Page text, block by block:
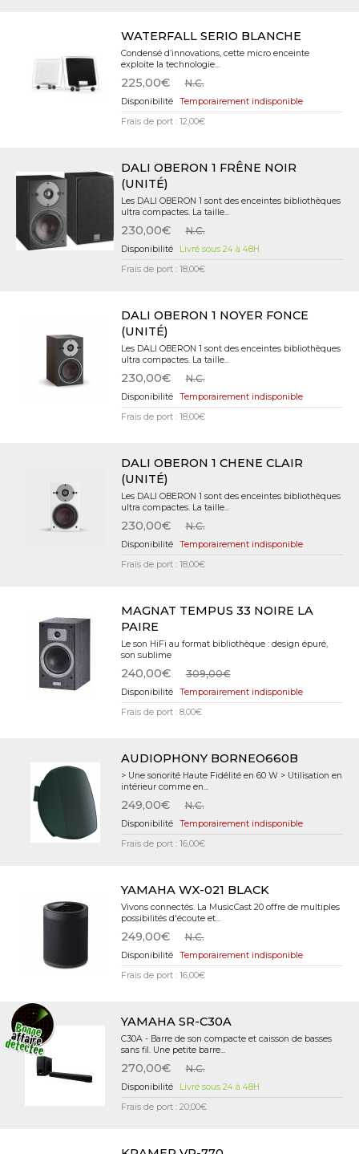
WATERFALL SERIO BLANCHE
Condensé d’innovations, cette micro enceinte
exploite la technologie...
225,00€ N.C.
Temporairement indisponible
Frais de port : 12,00€
DALI OBERON 1 FRÊNE NOIR
(UNITÉ)
Les DALI OBERON 1 sont des enceintes bibliothèques
ultra compactes. La taille...
230,00€ N.C.
Livré sous 24 à 48H
Frais de port : 18,00€
DALI OBERON 1 NOYER FONCE
(UNITÉ)
Les DALI OBERON 1 sont des enceintes bibliothèques
ultra compactes. La taille...
230,00€ N.C.
Temporairement indisponible
Frais de port : 18,00€
DALI OBERON 1 CHENE CLAIR
(UNITÉ)
Les DALI OBERON 1 sont des enceintes bibliothèques
ultra compactes. La taille...
230,00€ N.C.
Temporairement indisponible
Frais de port : 18,00€
MAGNAT TEMPUS 33 NOIRE LA
PAIRE
Le son HiFi au format bibliothèque : design épuré,
son sublime
240,00€ 309,00€
Temporairement indisponible
Frais de port : 8,00€
AUDIOPHONY BORNEO660B
> Une sonorité Haute Fidélité en 60 W > Utilisation en
intérieur comme en...
249,00€ N.C.
Temporairement indisponible
Frais de port : 16,00€
YAMAHA WX-021 BLACK
Vivons connectés. La MusicCast 20 offre de multiples
possibilités d'écoute et...
249,00€ N.C.
Temporairement indisponible
Frais de port : 16,00€
YAMAHA SR-C30A
C30A - Barre de son compacte et caisson de basses
sans fil. Une petite barre...
270,00€ N.C.
Livré sous 24 à 48H
Frais de port : 20,00€